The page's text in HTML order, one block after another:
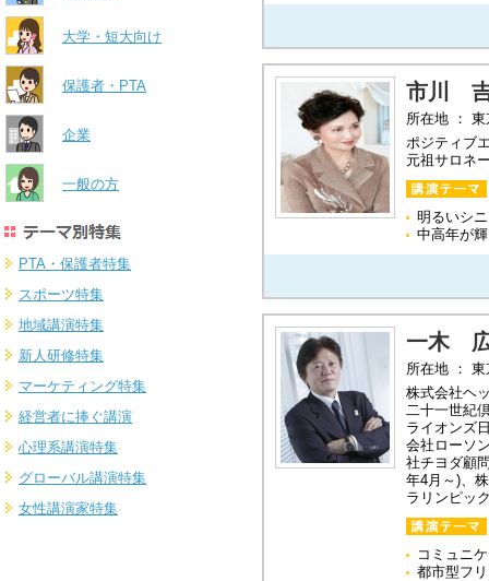
大学・短大向け
保護者・PTA
企業
一般の方
PTA・保護者特集
スポーツ特集
地域講演特集
新人研修特集
マーケティング特集
経営者に捧ぐ講演
心理系講演特集
グローバル講演特集
女性講演家特集
市川
所在地 ：
ポジティブ
元祖サロネ
明るいシ
中高年が
一木
所在地 ：
株式会社ヘ
二十一世紀
ライオンズ
会社ローソ
社チヨダ顧
年4月～)、
ラリンピッ
コミュニ
都市型フ